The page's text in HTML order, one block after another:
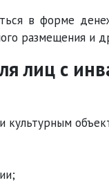
в форме
размещения и
лиц с
культурным